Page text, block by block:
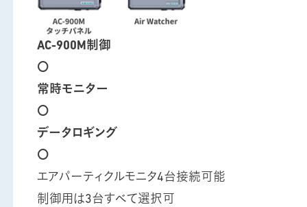
AC-900M制御
〇
常時モニター
〇
データロギング
〇
エアパーティクルモニタ4台接続可能
制御用は3台すべて選択可